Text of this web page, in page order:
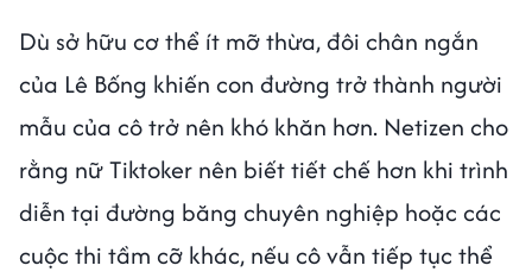
Dù sở hữu cơ thể ít mỡ thừa, đôi chân ngắn
của Lê Bống khiến con đường trở thành người
mẫu của cô trở nên khó khăn hơn. Netizen cho
rằng nữ Tiktoker nên biết tiết chế hơn khi trình
diễn tại đường băng chuyên nghiệp hoặc các
cuộc thi tầm cỡ khác, nếu cô vẫn tiếp tục thể